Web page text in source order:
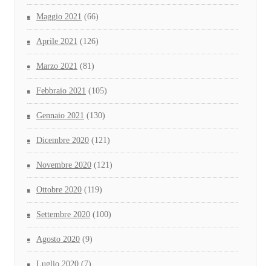
Maggio 2021 (66)
Aprile 2021 (126)
Marzo 2021 (81)
Febbraio 2021 (105)
Gennaio 2021 (130)
Dicembre 2020 (121)
Novembre 2020 (121)
Ottobre 2020 (119)
Settembre 2020 (100)
Agosto 2020 (9)
Luglio 2020 (7)